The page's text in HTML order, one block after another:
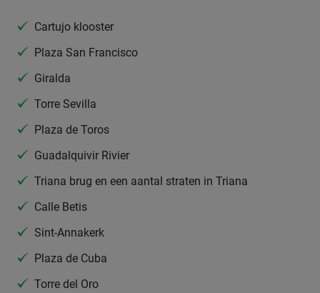
Cartujo klooster
Plaza San Francisco
Giralda
Torre Sevilla
Plaza de Toros
Guadalquivir Rivier
Triana brug en een aantal straten in Triana
Calle Betis
Sint-Annakerk
Plaza de Cuba
Torre del Oro